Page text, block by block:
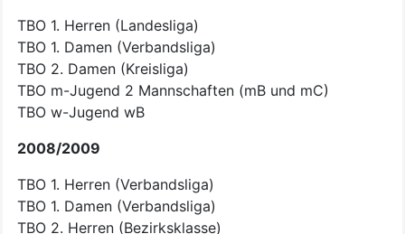
TBO 1. Herren (Landesliga)
TBO 1. Damen (Verbandsliga)
TBO 2. Damen (Kreisliga)
TBO m-Jugend 2 Mannschaften (mB und mC)
TBO w-Jugend wB
2008/2009
TBO 1. Herren (Verbandsliga)
TBO 1. Damen (Verbandsliga)
TBO 2. Herren (Bezirksklasse)